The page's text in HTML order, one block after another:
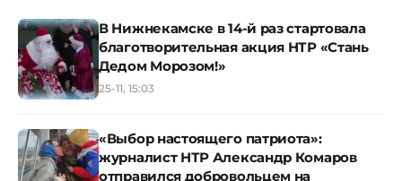
В Нижнекамске в 14-й раз стартовала
благотворительная акция НТР «Стань
Дедом Морозом!»
25-11, 15:03
«Выбор настоящего патриота»:
журналист НТР Александр Комаров
отправился добровольцем на